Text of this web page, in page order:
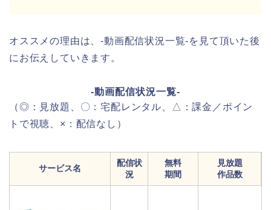
オススメの理由は、-動画配信状況一覧-を見て頂いた後
にお伝えしていきます。
-動画配信状況一覧-
（◎：見放題、〇：宅配レンタル、△：課金／ポイン
トで視聴、×：配信なし）
サービス名
配信状
況
無料
期間
見放題
作品数